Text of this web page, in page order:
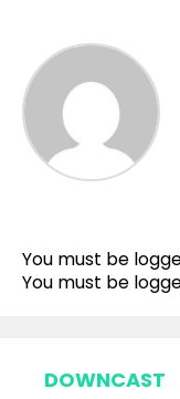
You must be
You must be
DOWNCAST